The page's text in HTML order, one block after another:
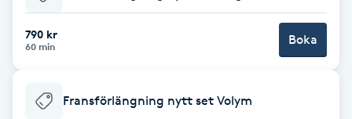
Babylights
Balayage
790 kr
60 min Boka
Fransförlängning nytt set Volym